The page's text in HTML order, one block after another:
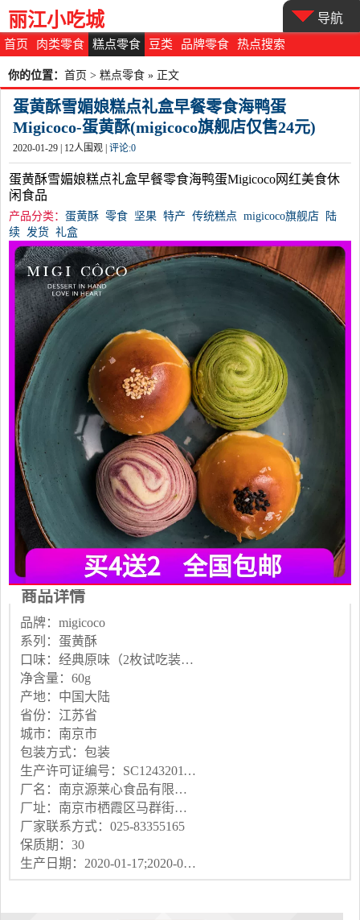
首页 肉类零食 糕点零食 豆类 品牌零食 热点搜索
丽江小吃城 导航
你的位置： 首页 > 糕点零食 » 正文
蛋黄酥雪媚娘糕点礼盒早餐零食海鸭蛋
Migicoco-蛋黄酥(migicoco旗舰店仅售24元)
2020-01-29 | 12人围观 | 评论:0
蛋黄酥雪媚娘糕点礼盒早餐零食海鸭蛋Migicoco网红美食休
闲食品
产品分类： 蛋黄酥 零食 坚果 特产 传统糕点 migicoco旗舰店
陆
续 发货 礼盒
商品详情
品牌：migicoco
系列：蛋黄酥
口味：经典原味（2枚试吃装）2月1日陆续发货 抹茶红豆（2枚试吃装）2月1日陆续发货 辣味肉松（2枚试吃装）2月1日陆续发货 芋泥紫薯（2枚试吃装）2月1日陆续发货 4味混装礼盒（送2枚口味任意）2月1日陆续发货 2抹茶+2紫薯礼盒（送2枚口味任意）2月1日陆续发货 2原味+2肉松礼盒（送2枚任意口味）2月1日陆续发货
净含量：60g
产地：中国大陆
省份：江苏省
城市：南京市
包装方式：包装
生产许可证编号：SC12432011300133
厂名：南京源莱心食品有限公司
厂址：南京市栖霞区马群街道紫东路18-3号114室
厂家联系方式：025-83355165
保质期：30
生产日期：2020-01-17;2020-01-17